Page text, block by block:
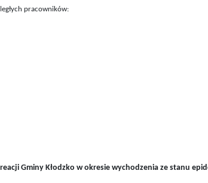
pracowników:
Gminy Kłodzko w okresie wychodzenia ze stanu